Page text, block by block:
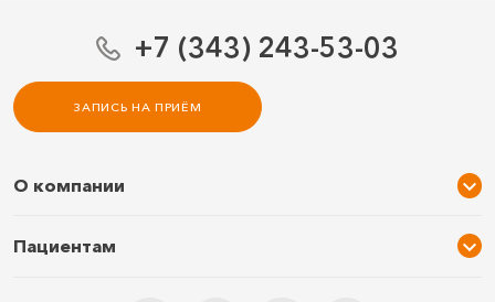
+7 (343) 243-53-03
ЗАПИСЬ НА ПРИЁМ
О компании
Услуги и цены
Пациентам